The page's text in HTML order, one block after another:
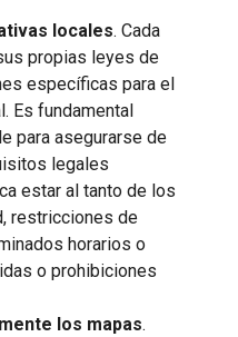
locales. Cada
propias leyes de
específicas para el
Es fundamental
para asegurarse de
legales
estar al tanto de los
restricciones de
horarios o
o prohibiciones
los mapas.